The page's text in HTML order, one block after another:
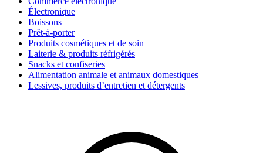
Électronique
Boissons
Prêt-à-porter
Produits cosmétiques et de soin
Laiterie & produits réfrigérés
Snacks et confiseries
Alimentation animale et animaux domestiques
Lessives, produits d’entretien et détergents